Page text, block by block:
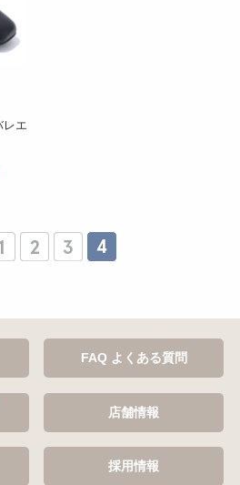
レエ
FAQ よくある質問
店舗情報
採用情報